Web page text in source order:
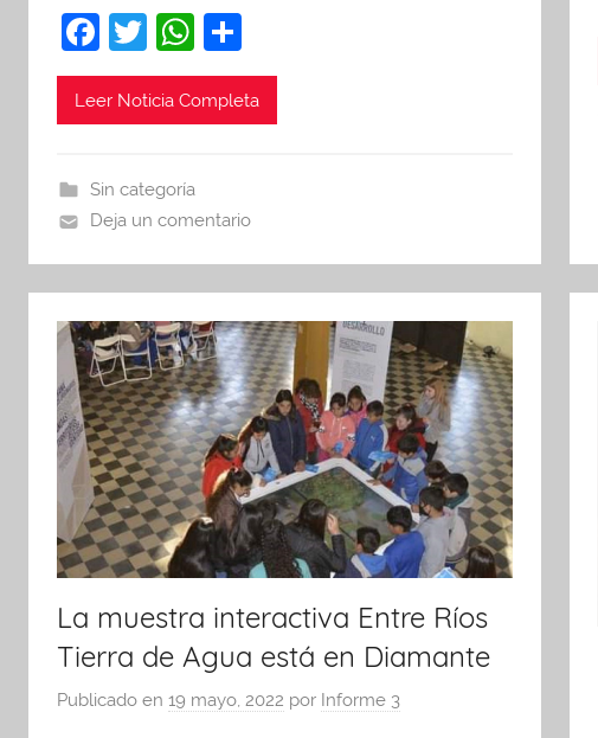
F
a
c
b
o
o
k
T
w
itt
W
h
at
A
p
p
o
m
tir
Leer Noticia Completa
Sin categoría
Deja un comentario
La muestra interactiva Entre Ríos
Tierra de Agua está en Diamante
Publicado en 19 mayo, 2022 por Informe 3